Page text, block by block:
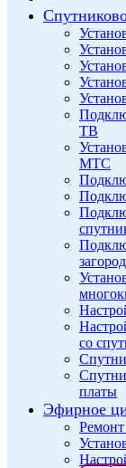
ТВ
МТС
со
платы
Эфирное